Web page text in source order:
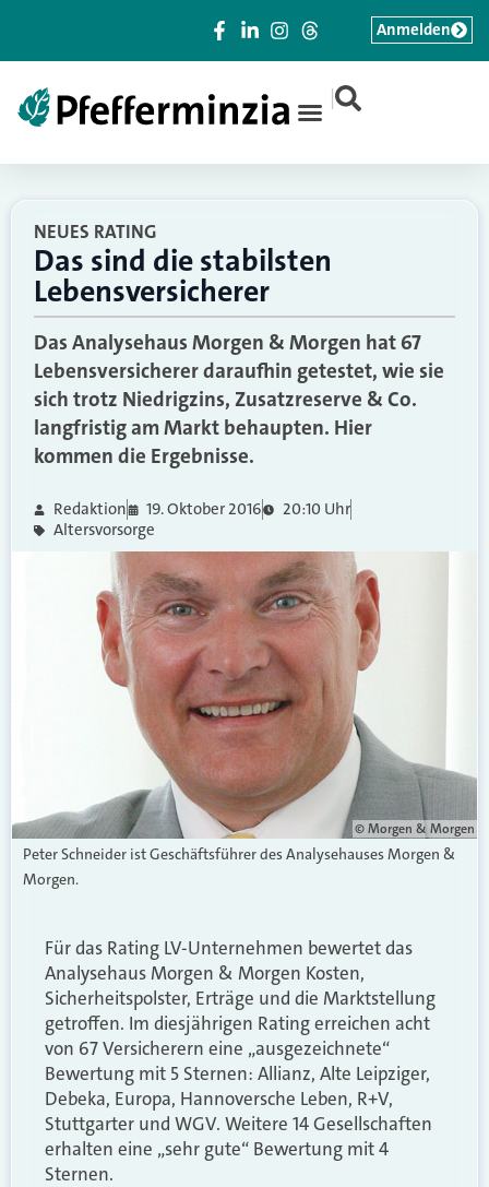
|
Anmelden
NEUES RATING
Das sind die stabilsten
Lebensversicherer
Das Analysehaus Morgen & Morgen hat 67
Lebensversicherer daraufhin getestet, wie sie
sich trotz Niedrigzins, Zusatzreserve & Co.
langfristig am Markt behaupten. Hier
kommen die Ergebnisse.
Redaktion 19. Oktober 2016
20:10 Uhr
Altersvorsorge
© Morgen & Morgen
Peter Schneider ist Geschäftsführer des Analysehauses Morgen &
Morgen.
Für das Rating LV-Unternehmen bewertet das
Analysehaus Morgen & Morgen Kosten,
Sicherheitspolster, Erträge und die Marktstellung
getroffen. Im diesjährigen Rating erreichen acht
von 67 Versicherern eine „ausgezeichnete“
Bewertung mit 5 Sternen: Allianz, Alte Leipziger,
Debeka, Europa, Hannoversche Leben, R+V,
Stuttgarter und WGV. Weitere 14 Gesellschaften
erhalten eine „sehr gute“ Bewertung mit 4
Sternen.